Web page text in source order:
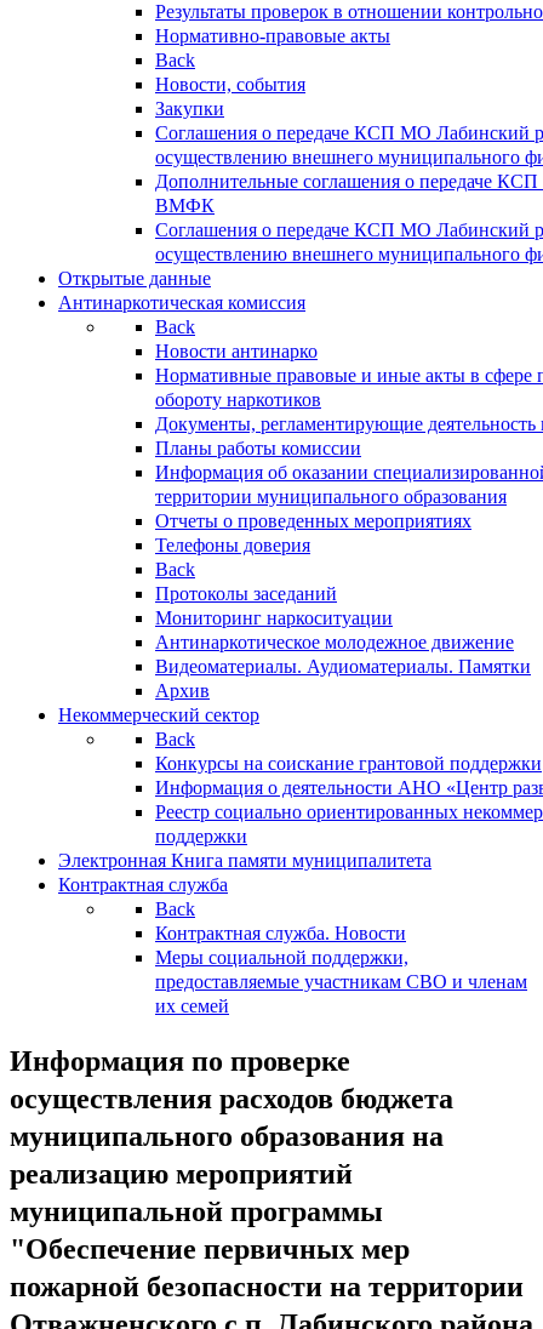
Результаты проверок в отношении
Нормативно-правовые акты
Back
Новости, события
Закупки
Соглашения о передаче КСП МО Лабинский
осуществлению внешнего муниципального
Дополнительные соглашения о передаче
ВМФК
Соглашения о передаче КСП МО Лабинский
осуществлению внешнего муниципального
Открытые данные
Антинаркотическая комиссия
Back
Новости антинарко
Нормативные правовые и иные акты в сфере
обороту наркотиков
Документы, регламентирующие деятельность
Планы работы комиссии
Информация об оказании
территории муниципального образования
Отчеты о проведенных мероприятиях
Телефоны доверия
Back
Протоколы заседаний
Мониторинг наркоситуации
Антинаркотическое молодежное движение
Видеоматериалы. Аудиоматериалы. Памятки
Архив
Некоммерческий сектор
Back
Конкурсы на соискание грантовой поддержки
Информация о деятельности АНО «Центр
Реестр социально ориентированных
поддержки
Электронная Книга памяти муниципалитета
Контрактная служба
Back
Контрактная служба. Новости
Меры социальной поддержки,
предоставляемые участникам СВО и членам
их семей
Информация по проверке
осуществления расходов бюджета
муниципального образования на
реализацию мероприятий
муниципальной программы
"Обеспечение первичных мер
пожарной безопасности на территории